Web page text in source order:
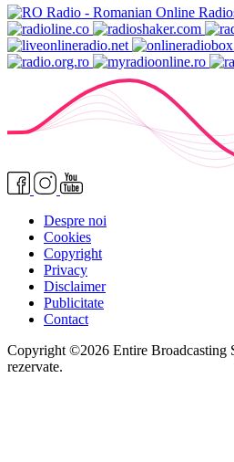
Despre noi
Cookies
Copyright
Privacy
Disclaimer
Publicitate
Contact
Copyright ©2026 Entire Broadcasting
rezervate.